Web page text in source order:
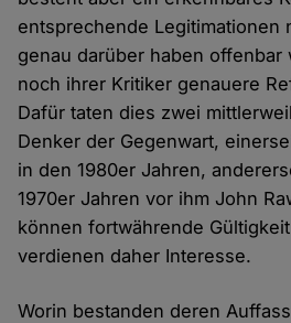
entsprechende Legitimationen
genau darüber haben offenbar
noch ihrer Kritiker genauere
Dafür taten dies zwei
Denker der Gegenwart,
in den 1980er Jahren,
1970er Jahren vor ihm John
können fortwährende
verdienen daher Interesse.
Worin bestanden deren